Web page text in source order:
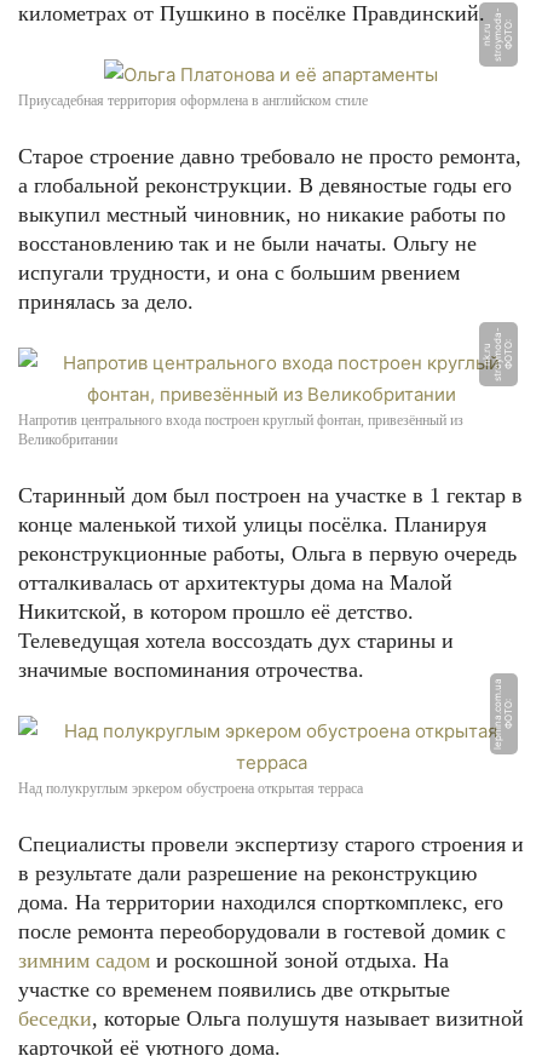
километрах от Пушкино в посёлке Правдинский.
Ф
О
Т
О:
s
t
r
o
y
m
o d
a
-n
k.
r
u
Приусадебная территория оформлена в английском стиле
Старое строение давно требовало не просто ремонта,
а глобальной реконструкции. В девяностые годы его
выкупил местный чиновник, но никакие работы по
восстановлению так и не были начаты. Ольгу не
испугали трудности, и она с большим рвением
принялась за дело.
Ф
О
Т
О:
s
t
r
o
y
m
o d
a
-n
k.
r
u
Напротив центрального входа построен круглый фонтан, привезённый из
Великобритании
Старинный дом был построен на участке в 1 гектар в
конце маленькой тихой улицы посёлка. Планируя
реконструкционные работы, Ольга в первую очередь
отталкивалась от архитектуры дома на Малой
Никитской, в котором прошло её детство.
Телеведущая хотела воссоздать дух старины и
значимые воспоминания отрочества.
Ф
О
Т
О:
l
e
p
ni
n
a.
c
o
m.
u
a
Над полукруглым эркером обустроена открытая терраса
Специалисты провели экспертизу старого строения и
в результате дали разрешение на реконструкцию
дома. На территории находился спорткомплекс, его
после ремонта переоборудовали в гостевой домик с
зимним садом и роскошной зоной отдыха. На
участке со временем появились две открытые
беседки, которые Ольга полушутя называет визитной
карточкой её уютного дома.